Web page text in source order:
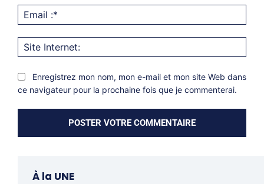
:*
Enregistrez mon nom, mon e-mail et mon site Web dans
ce navigateur pour la prochaine fois que je commenterai.
À la UNE